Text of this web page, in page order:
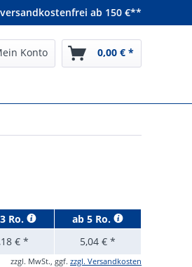
ab 150 €**
Konto 0,00 € *
3 Ro. ab 5 Ro.
€ * 5,04 € *
zzgl. MwSt., ggf. zzgl. Versandkosten